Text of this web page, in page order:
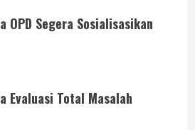
OPD Segera Sosialisasikan
Evaluasi Total Masalah